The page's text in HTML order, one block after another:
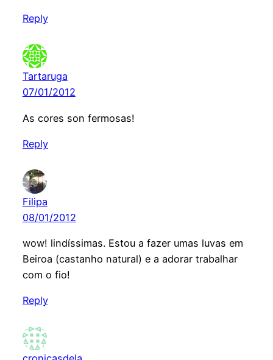
Reply
Tartaruga
07/01/2012
As cores son fermosas!
Reply
Filipa
08/01/2012
wow! lindíssimas. Estou a fazer umas luvas em
Beiroa (castanho natural) e a adorar trabalhar
com o fio!
Reply